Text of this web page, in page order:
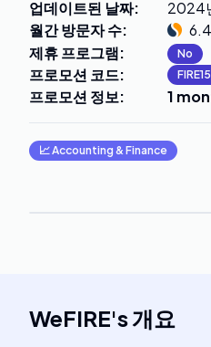
업데이트된 날짜:
2024
월간 방문자 수:
제휴 프로그램: No
프로모션 코드: FIRE15
프로모션 정보: 1
📈Accounting & Finance
WeFIRE's개요